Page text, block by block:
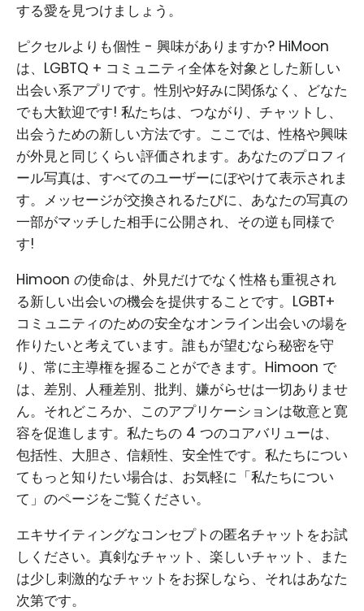
する愛を見つけましょう。
ピクセルよりも個性 - 興味がありますか? HiMoon
は、LGBTQ + コミュニティ全体を対象とした新しい
出会い系アプリです。性別や好みに関係なく、どなた
でも大歓迎です! 私たちは、つながり、チャットし、
出会うための新しい方法です。ここでは、性格や興味
が外見と同じくらい評価されます。あなたのプロフィ
ール写真は、すべてのユーザーにぼやけて表示されま
す。メッセージが交換されるたびに、あなたの写真の
一部がマッチした相手に公開され、その逆も同様で
す!
Himoon の使命は、外見だけでなく性格も重視され
る新しい出会いの機会を提供することです。LGBT+
コミュニティのための安全なオンライン出会いの場を
作りたいと考えています。誰もが望むなら秘密を守
り、常に主導権を握ることができます。Himoon で
は、差別、人種差別、批判、嫌がらせは一切ありませ
ん。それどころか、このアプリケーションは敬意と寛
容を促進します。私たちの 4 つのコアバリューは、
包括性、大胆さ、信頼性、安全性です。私たちについ
てもっと知りたい場合は、お気軽に「私たちについ
て」のページをご覧ください。
エキサイティングなコンセプトの匿名チャットをお試
しください。真剣なチャット、楽しいチャット、また
は少し刺激的なチャットをお探しなら、それはあなた
次第です。